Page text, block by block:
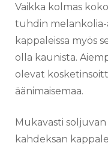
Vaikka kolmas
tuhdin melankolia-
kappaleissa myös
olla kaunista.
olevat
äänimaisemaa.
Mukavasti
kahdeksan